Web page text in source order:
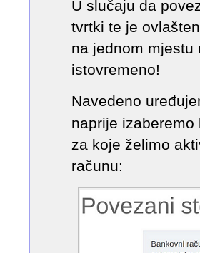
U slučaju da
tvrtki te je
na jednom
istovremeno!
Navedeno
naprije
za koje želimo
računu: